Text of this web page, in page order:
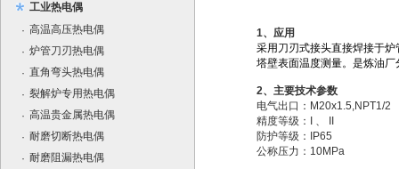
工业热电偶
· 高温高压热电偶
· 炉管刀刃热电偶
· 直角弯头热电偶
· 裂解炉专用热电偶
· 高温贵金属热电偶
· 耐磨切断热电偶
· 耐磨阻漏热电偶
1、应用
采用刀刃式接头直接焊接于
塔壁表面温度测量。是炼油
2、主要技术参数
电气出口：M20x1.5,NPT1/2
精度等级：I 、 II
防护等级：IP65
公称压力：10MPa